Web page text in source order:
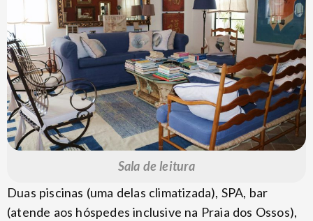
Sala de leitura
Duas piscinas (uma delas climatizada), SPA, bar
(atende aos hóspedes inclusive na Praia dos Ossos),